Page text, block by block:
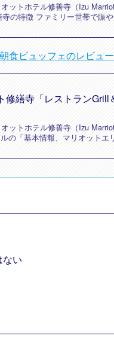
ットホテル修善寺（Izu
の特徴 ファミリー世帯で賑
食ビュッフェのレビュー
修繕寺「レストラン
ットホテル修善寺（Izu
の「基本情報、マリオット
ない